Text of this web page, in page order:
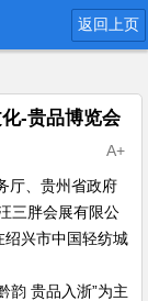
返回上页
-贵品博览会
A+
厅、贵州省政府
三胖会展有限公
兴市中国轻纺城
韵 贵品入浙”为主